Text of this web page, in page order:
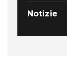
Notizie